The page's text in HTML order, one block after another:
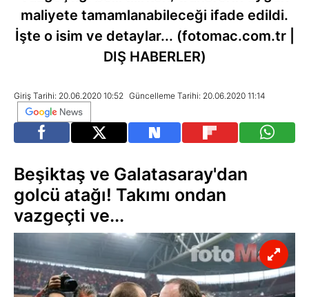
maliyete tamamlanabileceği ifade edildi.
İşte o isim ve detaylar... (fotomac.com.tr |
DIŞ HABERLER)
Giriş Tarihi: 20.06.2020 10:52 Güncelleme Tarihi: 20.06.2020 11:14
Beşiktaş ve Galatasaray'dan
golcü atağı! Takımı ondan
vazgeçti ve...